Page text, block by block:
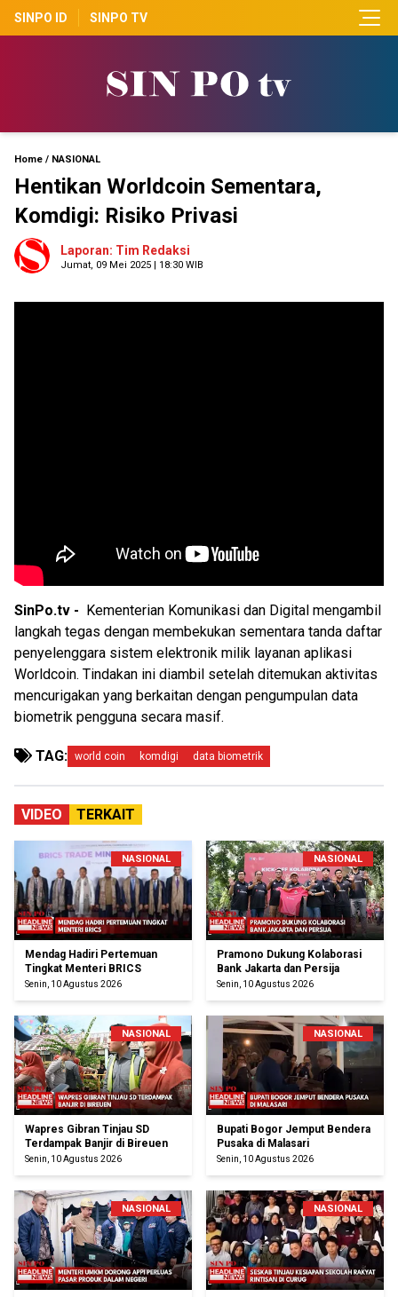
SINPO ID SINPO TV
Home / NASIONAL
Hentikan Worldcoin Sementara,
Komdigi: Risiko Privasi
Laporan: Tim Redaksi
Jumat, 09 Mei 2025 | 18:30 WIB
SinPo.tv -
Kementerian Komunikasi dan Digital mengambil
langkah tegas dengan membekukan sementara tanda daftar
penyelenggara sistem elektronik milik layanan aplikasi
Worldcoin. Tindakan ini diambil setelah ditemukan aktivitas
mencurigakan yang berkaitan dengan pengumpulan data
biometrik pengguna secara masif.
TAG: world coin komdigi data biometrik
VIDEO TERKAIT
NASIONAL
Mendag Hadiri Pertemuan
Tingkat Menteri BRICS
Senin, 10 Agustus 2026
NASIONAL
Pramono Dukung Kolaborasi
Bank Jakarta dan Persija
Senin, 10 Agustus 2026
NASIONAL
Wapres Gibran Tinjau SD
Terdampak Banjir di Bireuen
Senin, 10 Agustus 2026
NASIONAL
Bupati Bogor Jemput Bendera
Pusaka di Malasari
Senin, 10 Agustus 2026
NASIONAL NASIONAL